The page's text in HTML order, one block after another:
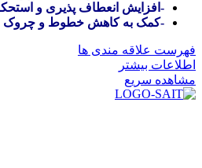
-افزایش انعطاف پذیری و
-کمک به کاهش خطوط و چروک
فهرست علاقه مندی ها
اطلاعات بیشتر
مشاهده سریع